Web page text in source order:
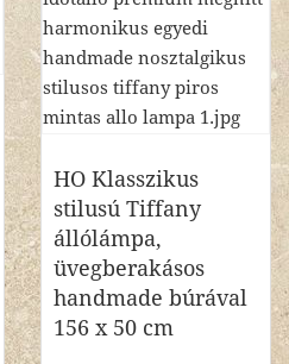
HO Klasszikus
stilusú Tiffany
állólámpa,
üvegberakásos
handmade búrával
156 x 50 cm